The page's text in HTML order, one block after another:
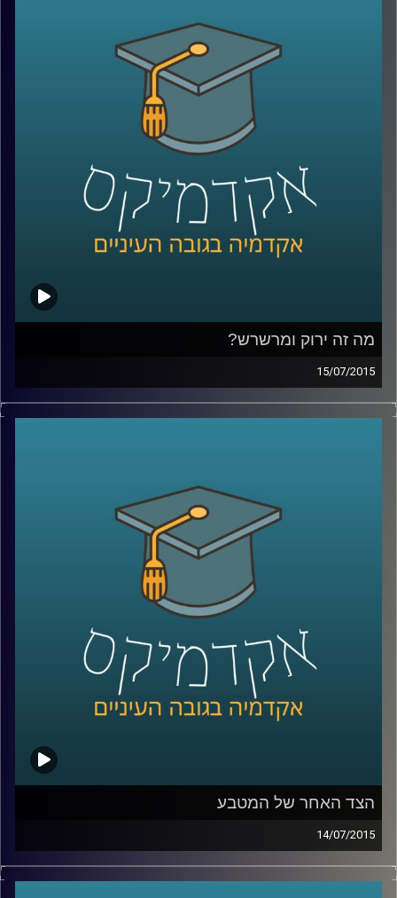
עומדים לרשותו? נדין מסבירה על הקשר בין
משברים כלכליים לבין הפעילות של הבנקים
המרכזיים, ומנסה לתאר את התמונה הבעייתית
והמורכבת בכל הנוגע לסוגיות העוני העולמי.
אישה מעוררת השראה ובעלת השפעה
מתיישבת לשעה באולפן.
קרדיט תמונות:AudioVersity
מה זה ירוק ומרשרש?
15/07/2015
אנחנו מתקשים לעכל שרווח כלכלי יכול
השקעות אחראיות. שקיפות היא ערך עליון
בסיפור, והכלים להטמעתה הם רגולציה וחינוך.
מה יכולים תאגידים וחברות לעשות בנדון, ומה
יכול כל אדם בעל קרן פנסיה לעשות כדי
להעלות את המודעות ואת מעמדן של
ההשקעות החברתיות?
קרדיט תמונות:AudioVersity
הצד האחר של המטבע
14/07/2015
פרופסור שחר קריב, ראש המחלקה לכלכלה